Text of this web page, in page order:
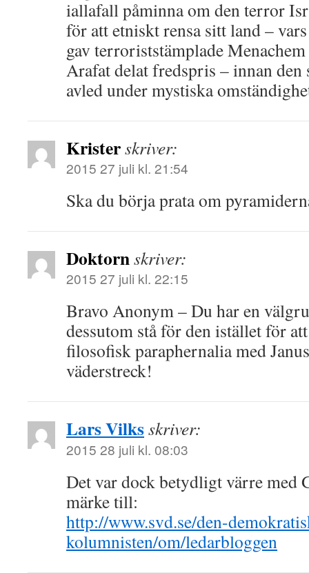
iallafall påminna om den terror
för att etniskt rensa sitt land –
gav terroriststämplade
Arafat delat fredspris – innan den
avled under mystiska
Kristerskriver:
2015 27 juli kl. 21:54
Ska du börja prata om
Doktornskriver:
2015 27 juli kl. 22:15
Bravo Anonym – Du har en
dessutom stå för den istället för
filosofisk paraphernalia med
väderstreck!
Lars Vilksskriver:
2015 28 juli kl. 08:03
Det var dock betydligt värre med
märke till:
http://www.svd.se/den-
kolumnisten/om/ledarbloggen